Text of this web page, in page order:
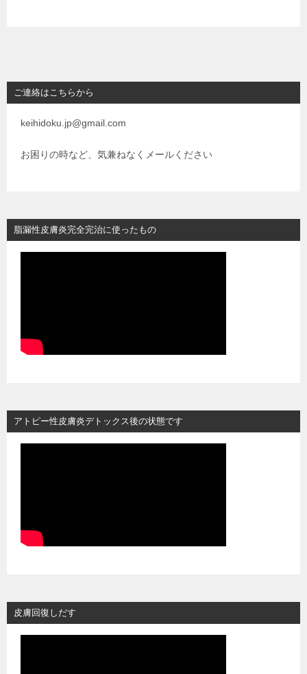
ご連絡はこちらから
keihidoku.jp@gmail.com
お困りの時など、気兼ねなくメールください
脂漏性皮膚炎完全完治に使ったもの
アトピー性皮膚炎デトックス後の状態です
皮膚回復しだす